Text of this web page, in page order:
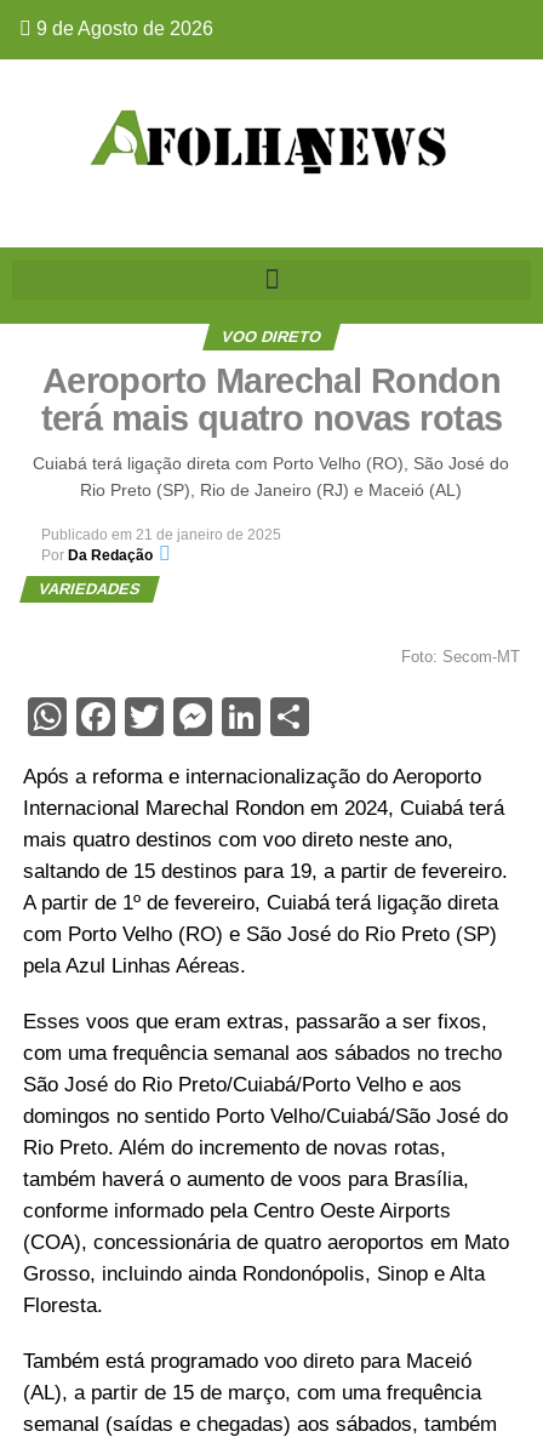
9 de Agosto de 2026
VOO DIRETO
Aeroporto Marechal Rondon
terá mais quatro novas rotas
Cuiabá terá ligação direta com Porto Velho (RO), São José do
Rio Preto (SP), Rio de Janeiro (RJ) e Maceió (AL)
Publicado em 21 de janeiro de 2025
Por Da Redação
VARIEDADES
Foto: Secom-MT
WhatsApp
Facebook
Twitter
Messenger
LinkedIn
Share
Após a reforma e internacionalização do Aeroporto
Internacional Marechal Rondon em 2024, Cuiabá terá
mais quatro destinos com voo direto neste ano,
saltando de 15 destinos para 19, a partir de fevereiro.
A partir de 1º de fevereiro, Cuiabá terá ligação direta
com Porto Velho (RO) e São José do Rio Preto (SP)
pela Azul Linhas Aéreas.
Esses voos que eram extras, passarão a ser fixos,
com uma frequência semanal aos sábados no trecho
São José do Rio Preto/Cuiabá/Porto Velho e aos
domingos no sentido Porto Velho/Cuiabá/São José do
Rio Preto. Além do incremento de novas rotas,
também haverá o aumento de voos para Brasília,
conforme informado pela Centro Oeste Airports
(COA), concessionária de quatro aeroportos em Mato
Grosso, incluindo ainda Rondonópolis, Sinop e Alta
Floresta.
Também está programado voo direto para Maceió
(AL), a partir de 15 de março, com uma frequência
semanal (saídas e chegadas) aos sábados, também